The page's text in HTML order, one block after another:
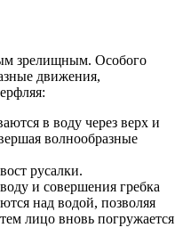
зрелищным. Особого
движения,
в воду через верх и
волнообразные
русалки.
и совершения гребка
над водой, позволяя
лицо вновь погружается